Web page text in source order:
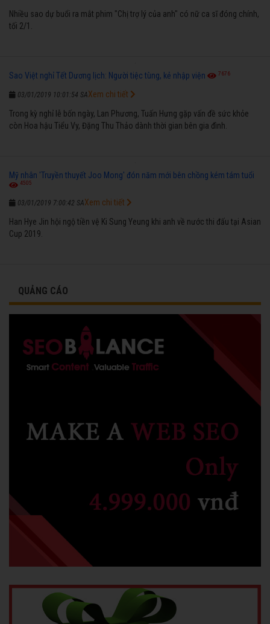
Nhiều sao dự buổi ra mắt phim "Chị trợ lý của anh" có nữ ca sĩ đóng chính,
tối 2/1.
Sao Việt nghỉ Tết Dương lịch: Người tiệc tùng, kẻ nhập viện 7676
03/01/2019 10:01:54 SA
Trong kỳ nghỉ lễ bốn ngày, Lan Phương, Tuấn Hưng gặp vấn đề sức khỏe
còn Hoa hậu Tiểu Vy, Đặng Thu Thảo dành thời gian bên gia đình.
Xem chi tiết
Mỹ nhân 'Truyền thuyết Joo Mong' đón năm mới bên chồng kém tám tuổi
4505
03/01/2019 7:00:42 SA
Han Hye Jin hội ngộ tiền vệ Ki Sung Yeung khi anh về nước thi đấu tại Asian
Cup 2019.
Xem chi tiết
QUẢNG CÁO